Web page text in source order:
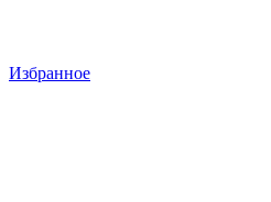
Избранное